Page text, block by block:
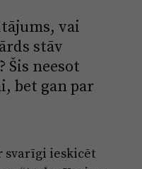
vai
stāv
Šis neesot
bet gan par
svarīgi ieskicēt